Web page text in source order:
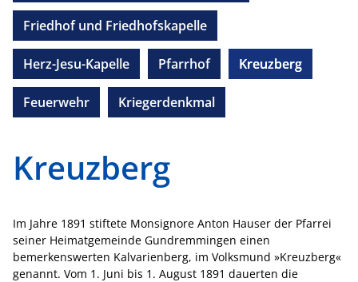
Friedhof und Friedhofskapelle
Herz-Jesu-Kapelle Pfarrhof Kreuzberg
Feuerwehr Kriegerdenkmal
Kreuzberg
Im Jahre 1891 stiftete Monsignore Anton Hauser der Pfarrei
seiner Heimatgemeinde Gundremmingen einen
bemerkenswerten Kalvarienberg, im Volksmund »Kreuzberg«
genannt. Vom 1. Juni bis 1. August 1891 dauerten die